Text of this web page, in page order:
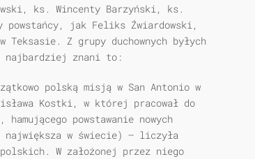
ks. Wincenty Barzyński, ks.
jak Feliks Źwiardowski,
Teksasie. Z grupy duchownych byłych
najbardziej znani to:
polską misją w San Antonio w
Kostki, w której pracował do
powstawanie nowych
największa w świecie) – liczyła
W założonej przez niego